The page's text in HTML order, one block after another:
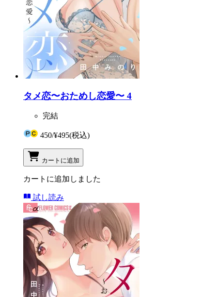
タメ恋〜おためし恋愛〜 4
完結
450/¥495(税込)
カートに追加
カートに追加しました
試し読み